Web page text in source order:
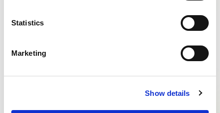
Statistics
Marketing
Show details